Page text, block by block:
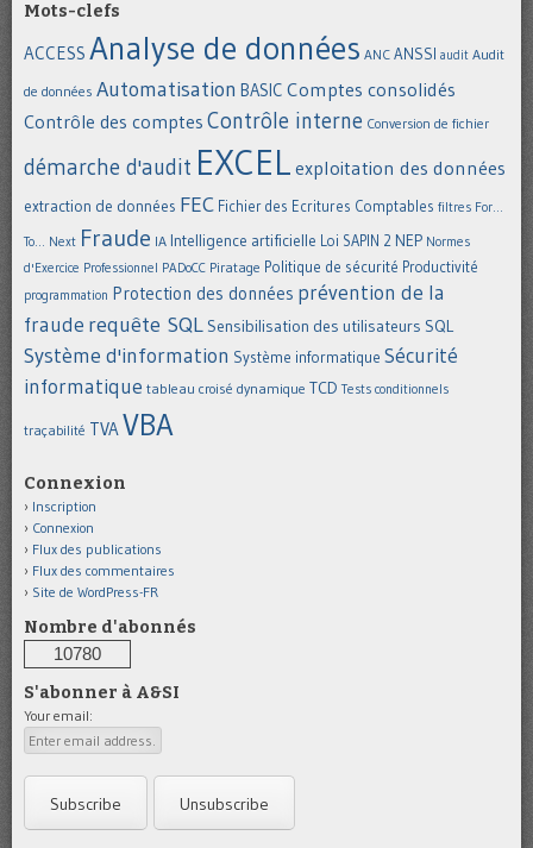
Mots-clefs
ACCESS Analyse de données ANC ANSSI audit Audit
de données Automatisation BASIC Comptes consolidés
Contrôle des comptes Contrôle interne Conversion de fichier
démarche d'audit EXCEL exploitation des données
extraction de données FEC Fichier des Ecritures Comptables filtres For...
To... Next Fraude IA Intelligence artificielle Loi SAPIN 2 NEP Normes
d'Exercice Professionnel PADoCC Piratage Politique de sécurité Productivité
programmation Protection des données prévention de la
fraude requête SQL Sensibilisation des utilisateurs SQL
Système d'information Système informatique Sécurité
informatique tableau croisé dynamique TCD Tests conditionnels
traçabilité TVAVBA
Connexion
Inscription
Connexion
Flux des publications
Flux des commentaires
Site de WordPress-FR
Nombre d'abonnés
10780
S'abonner à A&SI
Your email: